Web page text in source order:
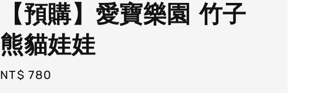
【預購】愛寶樂園 竹子
熊貓娃娃
Regular
NT$ 780